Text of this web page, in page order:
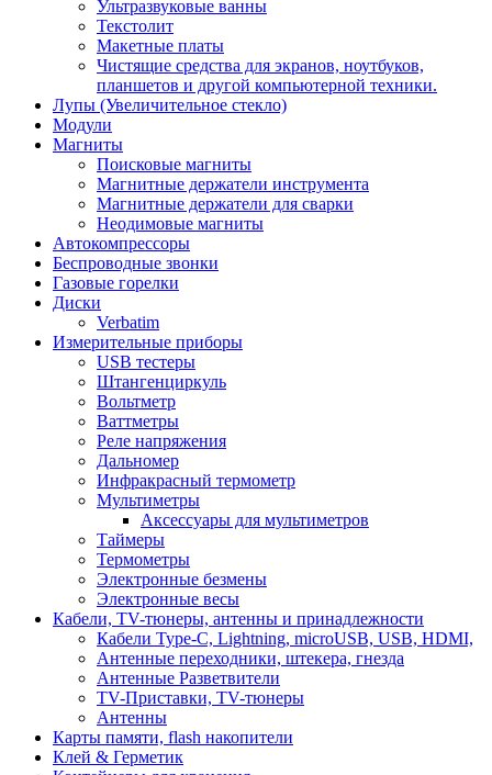
Ультразвуковые ванны
Текстолит
Макетные платы
Чистящие средства для экранов, ноутбуков,
планшетов и другой компьютерной техники.
Лупы (Увеличительное стекло)
Модули
Магниты
Поисковые магниты
Магнитные держатели инструмента
Магнитные держатели для сварки
Неодимовые магниты
Автокомпрессоры
Беспроводные звонки
Газовые горелки
Диски
Verbatim
Измерительные приборы
USB тестеры
Штангенциркуль
Вольтметр
Ваттметры
Реле напряжения
Дальномер
Инфракрасный термометр
Мультиметры
Аксессуары для мультиметров
Таймеры
Термометры
Электронные безмены
Электронные весы
Кабели, TV-тюнеры, антенны и принадлежности
Кабели Type-C, Lightning, microUSB, USB, HDMI,
Антенные переходники, штекера, гнезда
Антенные Разветвители
TV-Приставки, TV-тюнеры
Антенны
Карты памяти, flash накопители
Клей & Герметик